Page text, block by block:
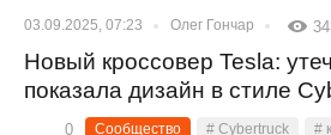
03.09.2025, 07:23 Олег Гончар
Новый кроссовер Tesla:
показала дизайн в стиле
0 Сообщество # Cybertruck #